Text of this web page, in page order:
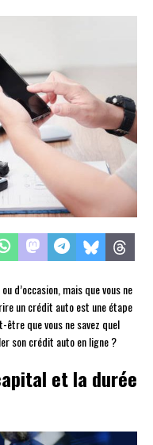
d’occasion, mais que vous ne
un crédit auto est une étape
que vous ne savez quel
son crédit auto en ligne ?
et la durée